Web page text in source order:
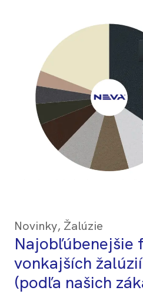
Novinky, Žalúzie
Najobľúbenejšie
vonkajších
(podľa našich